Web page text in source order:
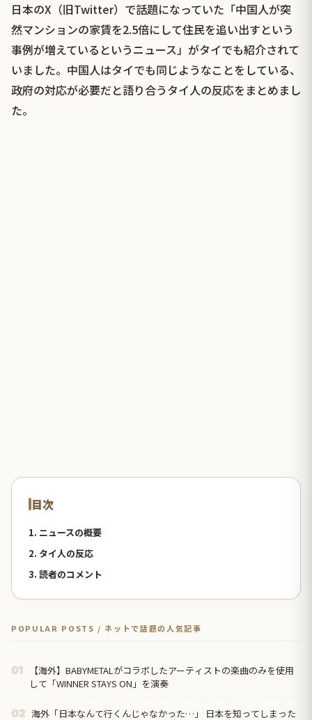
日本のX（旧Twitter）で話題になっていた「中国人が突
然マンションの家賃を2.5倍にして住民を追い出すという
事例が増えているというニュース」がタイでも紹介されて
いました。中国人はタイでも同じようなことをしている、
政府の対応が必要だと語り合うタイ人の反応をまとめまし
た。
目次
1. ニュースの概要
2. タイ人の反応
3. 読者のコメント
POPULAR POSTS / ネットで話題の人気記事
01
【海外】BABYMETALがコラボしたアーティストの楽曲のみを使用
して「WINNER STAYS ON」を演奏
02 海外「日本なんて行くんじゃなかった…」 日本を知ってしまった